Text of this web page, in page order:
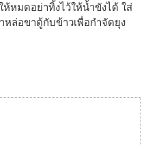
ห้หมดอย่าทิ้งไว้ให้น้ำขังได้ ใส่
หล่อขาตู้กับข้าวเพื่อกำจัดยุง